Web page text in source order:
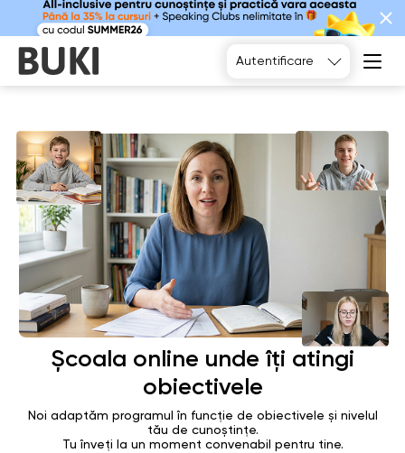
Autentificare
Școala online unde îți atingi
obiectivele
Noi adaptăm programul în funcție de obiectivele și nivelul
tău de cunoștințe.
Tu înveți la un moment convenabil pentru tine.
Alegeți